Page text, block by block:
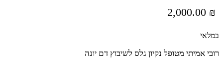
2,000.00 ₪
במלאי
רובי אמיתי מטופל נקיון גלס לשיבוץ דם יונה